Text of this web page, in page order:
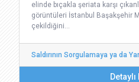
elinde bıçakla şeriata karşı
görüntüleri İstanbul Başakşehir
çekildiğini…
Saldırının Sorgulamaya ya da